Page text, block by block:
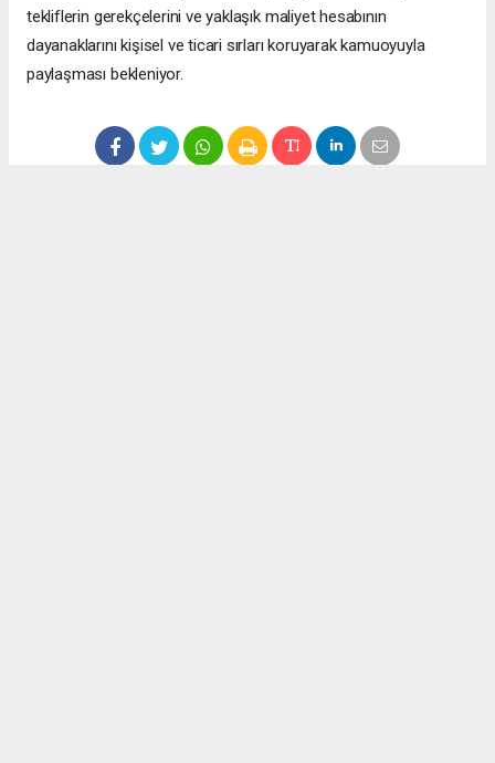
tekliflerin gerekçelerini ve yaklaşık maliyet hesabının
dayanaklarını kişisel ve ticari sırları koruyarak kamuoyuyla
paylaşması bekleniyor.